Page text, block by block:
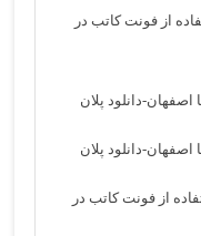
از فونت کاتب در
دانلود پلان
دانلود پلان
از فونت کاتب در